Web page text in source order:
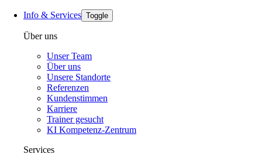
Info & Services Toggle
Über uns
Unser Team
Über uns
Unsere Standorte
Referenzen
Kundenstimmen
Karriere
Trainer gesucht
KI Kompetenz-Zentrum
Services